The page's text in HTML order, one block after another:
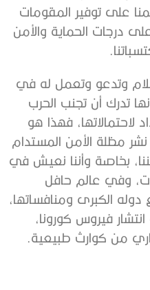
على توفير المقومات
درجات الحماية والأمن
وتدعو وتعمل له في
تدرك أن تجنب الحرب
لاحتمالاتها، فهذا هو
مظلة الأمن المستدام
بخاصة وأننا نعيش في
وفي عالم حافل
دوله الكبرى ومنافساتها،
فيروس كورونا،
من كوارث طبيعية.